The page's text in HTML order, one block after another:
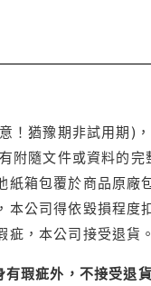
！猶豫期非試用期)
附隨文件或資料的完
箱包覆於商品原廠
公司得依毀損程度
，本公司接受退貨。
瑕疵外，不接受退貨